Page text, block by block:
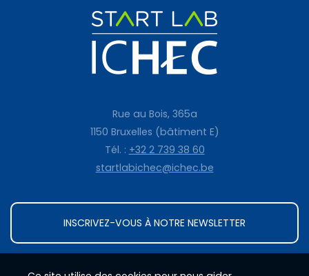
Rue au Bois, 365a
1150 Bruxelles (bâtiment E)
Tél. : +32 2 739 38 60
startlabichec@ichec.be
INSCRIVEZ-VOUS À NOTRE NEWSLETTER